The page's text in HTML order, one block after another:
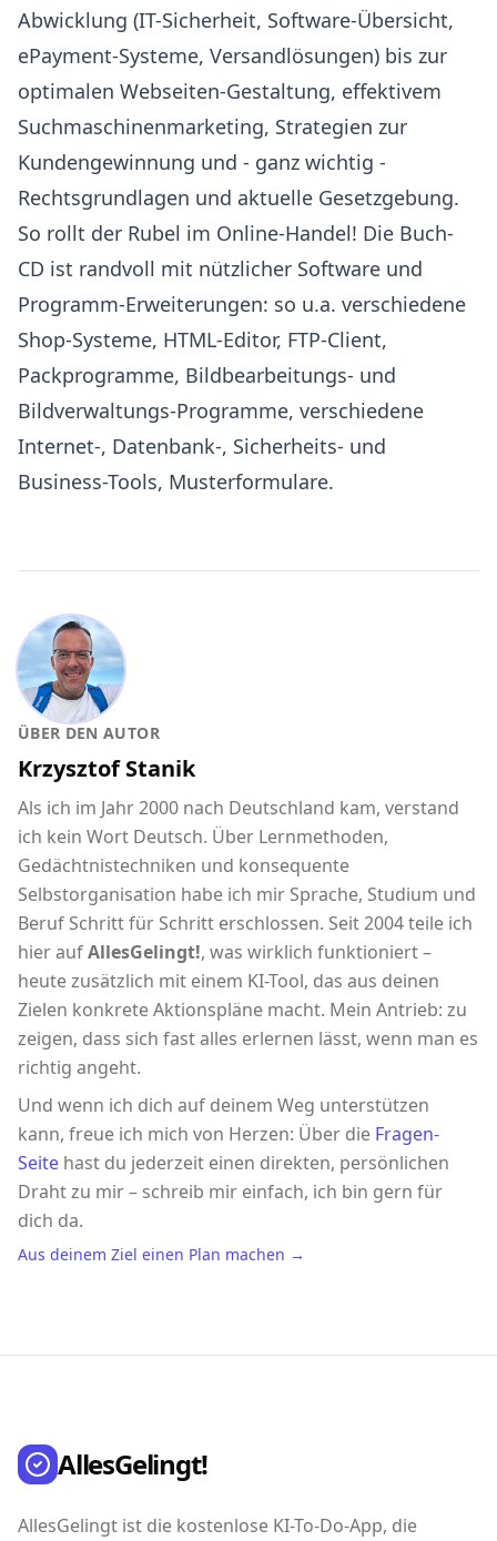
Abwicklung (IT-Sicherheit, Software-Übersicht,
ePayment-Systeme, Versandlösungen) bis zur
optimalen Webseiten-Gestaltung, effektivem
Suchmaschinenmarketing, Strategien zur
Kundengewinnung und - ganz wichtig -
Rechtsgrundlagen und aktuelle Gesetzgebung.
So rollt der Rubel im Online-Handel! Die Buch-
CD ist randvoll mit nützlicher Software und
Programm-Erweiterungen: so u.a. verschiedene
Shop-Systeme, HTML-Editor, FTP-Client,
Packprogramme, Bildbearbeitungs- und
Bildverwaltungs-Programme, verschiedene
Internet-, Datenbank-, Sicherheits- und
Business-Tools, Musterformulare.
ÜBER DEN AUTOR
Krzysztof Stanik
Als ich im Jahr 2000 nach Deutschland kam, verstand
ich kein Wort Deutsch. Über Lernmethoden,
Gedächtnistechniken und konsequente
Selbstorganisation habe ich mir Sprache, Studium und
Beruf Schritt für Schritt erschlossen. Seit 2004 teile ich
hier aufAllesGelingt!, was wirklich funktioniert –
heute zusätzlich mit einem KI-Tool, das aus deinen
Zielen konkrete Aktionspläne macht. Mein Antrieb: zu
zeigen, dass sich fast alles erlernen lässt, wenn man es
richtig angeht.
Und wenn ich dich auf deinem Weg unterstützen
kann, freue ich mich von Herzen: Über die Fragen-
Seite hast du jederzeit einen direkten, persönlichen
Draht zu mir – schreib mir einfach, ich bin gern für
dich da.
Aus deinem Ziel einen Plan machen →
AllesGelingt!
AllesGelingt ist die kostenlose KI-To-Do-App, die